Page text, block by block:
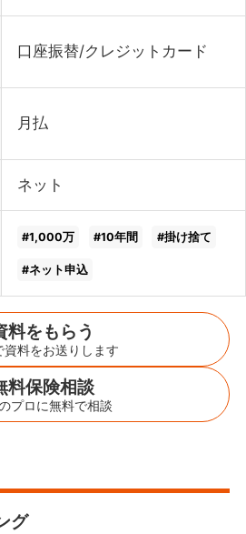
口座振替/クレジットカード
月払
ネット
1,000万 10年間 掛け捨て
ネット申込
料をもらう
資料をお送りします
料保険相談
プロに無料で相談
グ